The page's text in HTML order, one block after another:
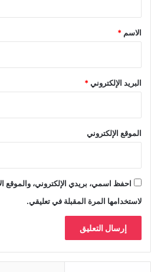
*
الاسم *
البريد الإلكتروني*
الموقع الإلكتروني
احفظ اسمي، بريدي الإلكتروني، والموقع
لاستخدامها المرة المقبلة في تعليقي.